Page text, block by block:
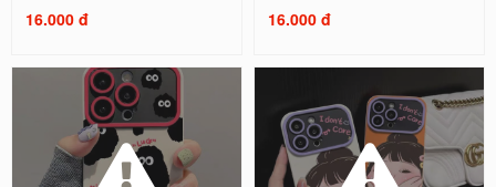
16.000 đ 16.000 đ